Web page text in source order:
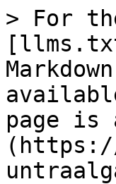
> For
page is